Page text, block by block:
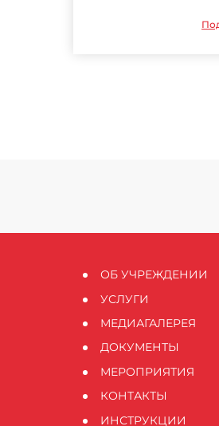
ОБ УЧРЕЖДЕНИИ
УСЛУГИ
МЕДИАГАЛЕРЕЯ
ДОКУМЕНТЫ
МЕРОПРИЯТИЯ
КОНТАКТЫ
ИНСТРУКЦИИ